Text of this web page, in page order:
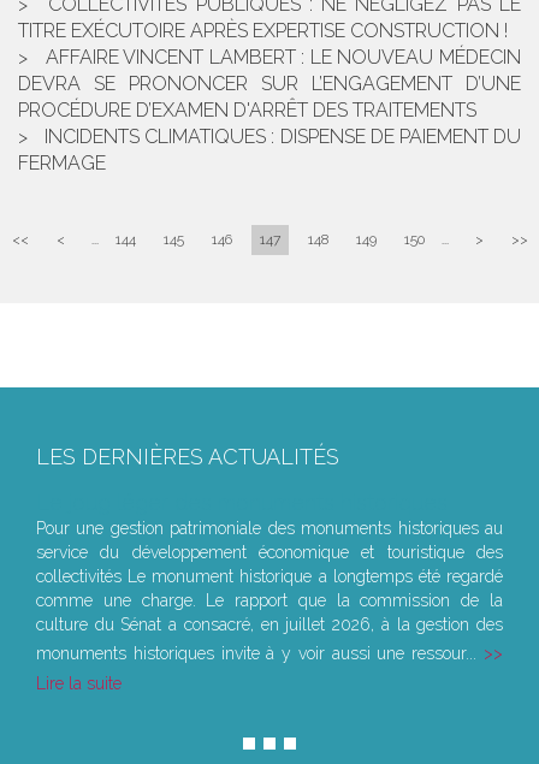
TITRE EXÉCUTOIRE APRÈS EXPERTISE CONSTRUCTION !
AFFAIRE VINCENT LAMBERT : LE NOUVEAU MÉDECIN
DEVRA SE PRONONCER SUR L’ENGAGEMENT D’UNE
PROCÉDURE D’EXAMEN D'ARRÊT DES TRAITEMENTS
INCIDENTS CLIMATIQUES : DISPENSE DE PAIEMENT DU
FERMAGE
<< < ... 144 145 146 147 148 149 150 ... > >>
LES DERNIÈRES ACTUALITÉS
Pour une gestion patrimoniale des monuments historiques au
service du développement économique et touristique des
collectivités Le monument historique a longtemps été regardé
comme une charge. Le rapport que la commission de la
culture du Sénat a consacré, en juillet 2026, à la gestion des
monuments historiques invite à y voir aussi une ressour...
Lire la suite